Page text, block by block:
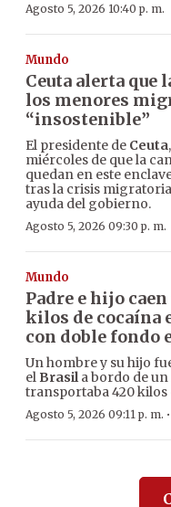
Agosto 5, 2026 10:40 p. m.
Mundo
Ceuta alerta que
los menores
“insostenible”
El presidente de Ceuta,
miércoles de que la
quedan en este
tras la crisis
ayuda del gobierno.
Agosto 5, 2026 09:30 p. m.
Mundo
Padre e hijo caen
kilos de cocaína
con doble fondo
Un hombre y su hijo
el Brasila bordo de
transportaba 420 kilos
Agosto 5, 2026 09:11 p. m. ·